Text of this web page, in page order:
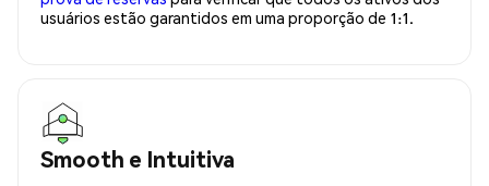
usuários estão garantidos em uma proporção de 1:1.
Smooth e Intuitiva